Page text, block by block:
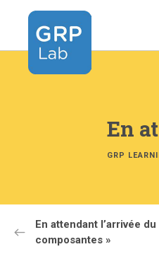
En
GRP
En attendant l’arrivée
composantes »